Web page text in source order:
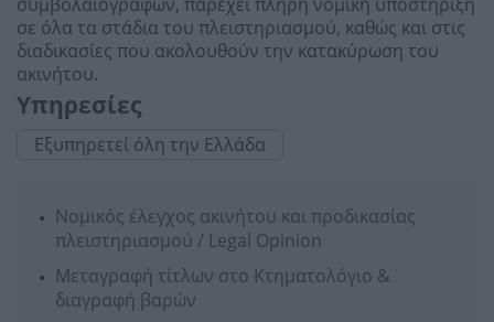
σε όλα τα στάδια του πλειστηριασμού, καθώς και στις
διαδικασίες που ακολουθούν την κατακύρωση του
ακινήτου.
Υπηρεσίες
Εξυπηρετεί όλη την Ελλάδα
Νομικός έλεγχος ακινήτου και προδικασίας
πλειστηριασμού / Legal Opinion
Μεταγραφή τίτλων στο Κτηματολόγιο &
διαγραφή βαρών